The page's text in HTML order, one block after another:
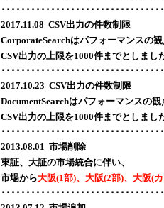
･･･････････････････････････････
2017.11.08 CSV出力の件数制限
CorporateSearchはパフォーマンスの
CSV出力の上限を1000件までとしまし
･･･････････････････････････････
2017.10.23 CSV出力の件数制限
DocumentSearchはパフォーマンスの観
CSV出力の上限を1000件までとしまし
･･･････････････････････････････
2013.08.01 市場削除
東証、大証の市場統合に伴い、
市場から大阪(1部)、大阪(2部)、大阪(
･･･････････････････････････････